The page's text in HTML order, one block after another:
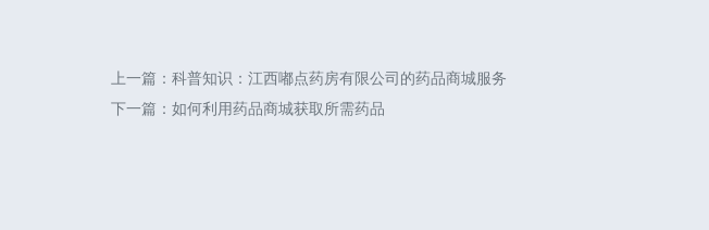
上一篇： 科普知识：江西嘟点药房有限公司的药品商城服务
下一篇： 如何利用药品商城获取所需药品